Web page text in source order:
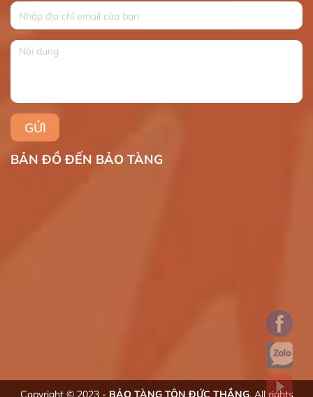
BẢN ĐỒ ĐẾN BẢO TÀNG
Copyright © 2023 - BẢO TÀNG TÔN ĐỨC THẮNG. All rights